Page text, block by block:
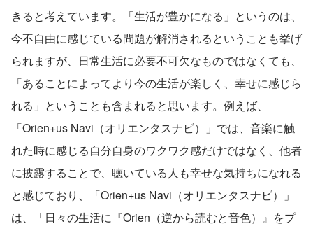
きると考えています。「生活が豊かになる」というのは、
今不自由に感じている問題が解消されるということも挙げ
られますが、日常生活に必要不可欠なものではなくても、
「あることによってより今の生活が楽しく、幸せに感じら
れる」ということも含まれると思います。例えば、
「Orien+us Navi（オリエンタスナビ）」では、音楽に触
れた時に感じる自分自身のワクワク感だけではなく、他者
に披露することで、聴いている人も幸せな気持ちになれる
と感じており、「Orien+us Navi（オリエンタスナビ）」
は、「日々の生活に『Orien（逆から読むと音色）』をプ